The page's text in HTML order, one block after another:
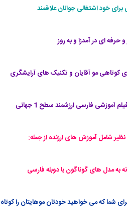
خود اشتغالی جوانان علاقمند
حرفه ای در آمدزا و به روز
کوتاهی مو آقایان و تکنیک های آرایشگری
شامل آموزش های ارزنده از جمله:
به مدل های گوناگون با دوبله فارسی
شما که می خواهید خودتان موهایتان را کوتاه